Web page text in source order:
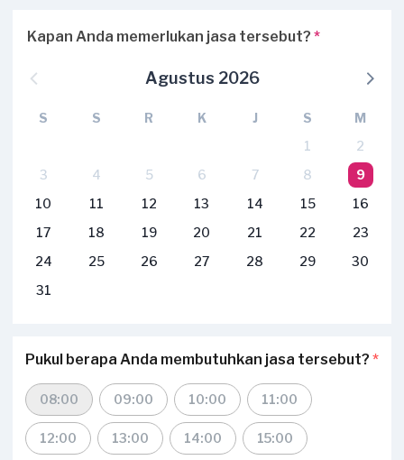
Kapan Anda memerlukan jasa tersebut? *
Agustus 2026
S S R K J S
M
1
2
3
4 5 6 7 8
9
10
11 12 13 14 15
16
17
18 19 20 21 22
23
24
25 26 27 28 29
30
31
Pukul berapa Anda membutuhkan jasa tersebut? *
08:00 09:00 10:00 11:00
12:00 13:00 14:00 15:00